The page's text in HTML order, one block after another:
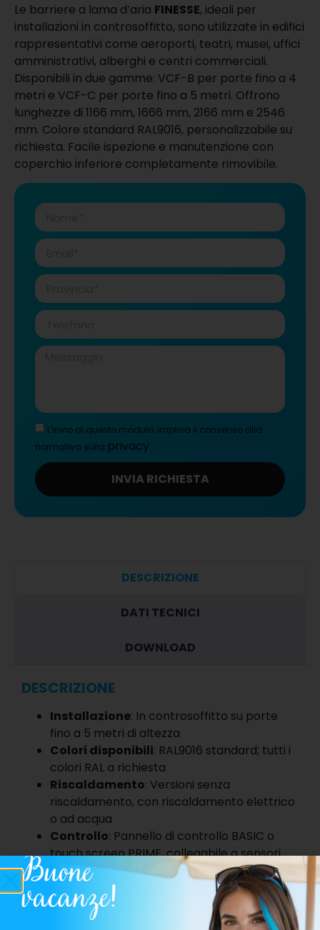
Le barriere a lama d’aria FINESSE, ideali per
installazioni in controsoffitto, sono utilizzate in edifici
rappresentativi come aeroporti, teatri, musei, uffici
amministrativi, alberghi e centri commerciali.
Disponibili in due gamme: VCF-B per porte fino a 4
metri e VCF-C per porte fino a 5 metri. Offrono
lunghezze di 1166 mm, 1666 mm, 2166 mm e 2546
mm. Colore standard RAL9016, personalizzabile su
richiesta. Facile ispezione e manutenzione con
coperchio inferiore completamente rimovibile.
L'invio di questo modulo, implica il consenso alla
normativa sulla privacy.
INVIA RICHIESTA
DESCRIZIONE
DATI TECNICI
DOWNLOAD
DESCRIZIONE
Installazione: In controsoffitto su porte
fino a 5 metri di altezza
Colori disponibili: RAL9016 standard; tutti i
colori RAL a richiesta
Riscaldamento: Versioni senza
riscaldamento, con riscaldamento elettrico
o ad acqua
Controllo: Pannello di controllo BASIC o
touch screen PRIME, collegabile a sensori
esterni e controllo ModBus. Possibilità di
concatenare più barriere con unico
comando.
Tecnologia
: Griglia di mandata orientabile